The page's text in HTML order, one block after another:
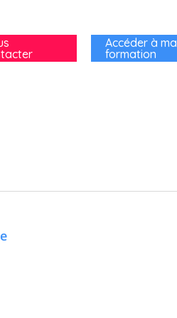
Accéder à ma
formation